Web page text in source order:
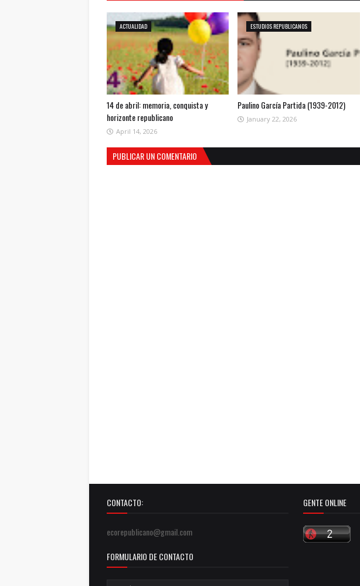
ACTUALIDAD
14 de abril: memoria, conquista y
horizonte republicano
April 14, 2026
ESTUDIOS REPUBLICANOS
Paulino García Partida (1939-2012)
January 22, 2026
PUBLICAR UN COMENTARIO
CONTACTO:
ecorepublicano@gmail.com
FORMULARIO DE CONTACTO
GENTE ONLINE